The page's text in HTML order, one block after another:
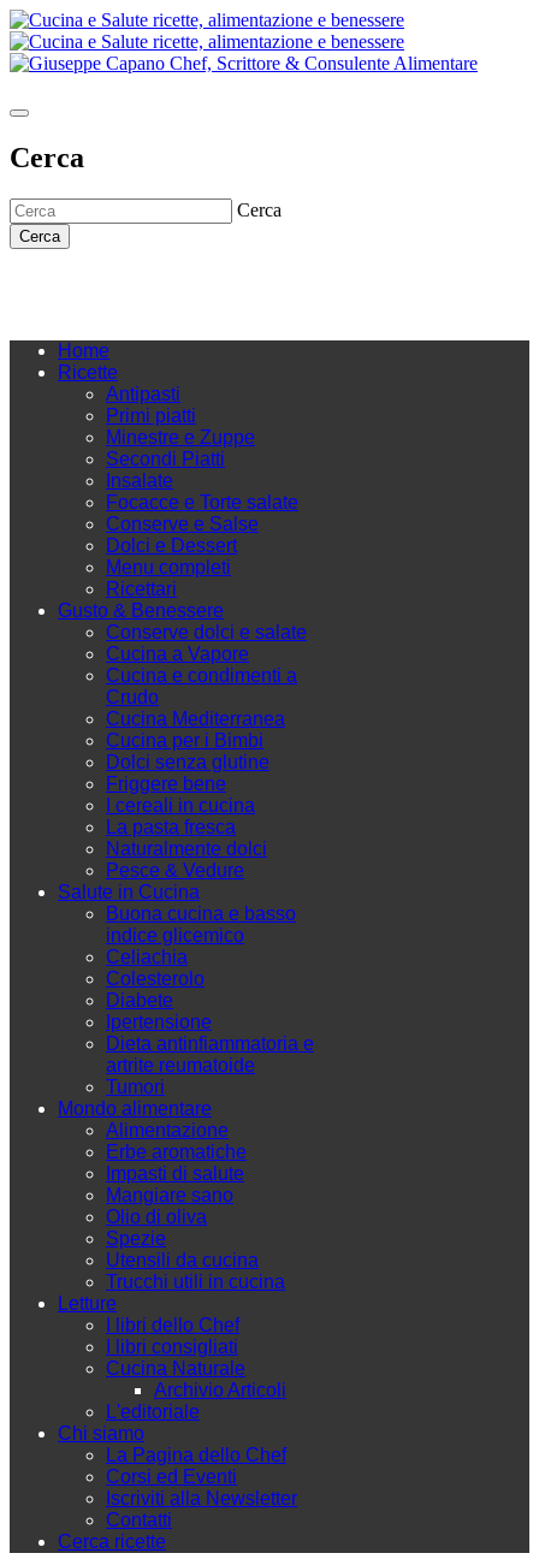
Cerca
Cerca
Cerca
Home
Ricette
Antipasti
Primi piatti
Minestre e Zuppe
Secondi Piatti
Insalate
Focacce e Torte salate
Conserve e Salse
Dolci e Dessert
Menu completi
Ricettari
Gusto & Benessere
Conserve dolci e salate
Cucina a Vapore
Cucina e condimenti a
Crudo
Cucina Mediterranea
Cucina per i Bimbi
Dolci senza glutine
Friggere bene
I cereali in cucina
La pasta fresca
Naturalmente dolci
Pesce & Vedure
Salute in Cucina
Buona cucina e basso
indice glicemico
Celiachia
Colesterolo
Diabete
Ipertensione
Dieta antinfiammatoria e
artrite reumatoide
Tumori
Mondo alimentare
Alimentazione
Erbe aromatiche
Impasti di salute
Mangiare sano
Olio di oliva
Spezie
Utensili da cucina
Trucchi utili in cucina
Letture
I libri dello Chef
I libri consigliati
Cucina Naturale
Archivio Articoli
L'editoriale
Chi siamo
La Pagina dello Chef
Corsi ed Eventi
Iscriviti alla Newsletter
Contatti
Cerca ricette